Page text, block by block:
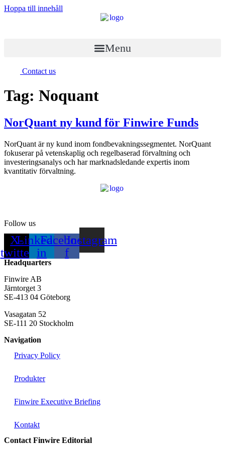
Hoppa till innehåll
Menu
Contact us
Tag: Noquant
NorQuant ny kund för Finwire Funds
NorQuant är ny kund inom fondbevakningssegmentet. NorQuant
fokuserar på vetenskaplig och regelbaserad förvaltning och
investeringsanalys och har marknadsledande expertis inom
kvantitativ förvaltning.
Follow us
X-
twitter
Linkedin-
in
Facebook-
f
Instagram
Headquarters
Finwire AB
Järntorget 3
SE-413 04 Göteborg
Vasagatan 52
SE-111 20 Stockholm
Navigation
Privacy Policy
Produkter
Finwire Executive Briefing
Kontakt
Contact Finwire Editorial